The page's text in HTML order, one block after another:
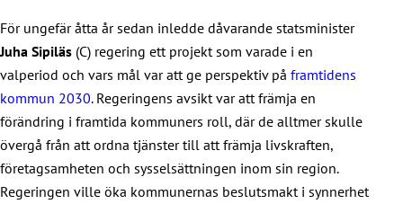
För ungefär åtta år sedan inledde dåvarande statsminister
Juha Sipiläs (C) regering ett projekt som varade i en
valperiod och vars mål var att ge perspektiv på framtidens
kommun 2030. Regeringens avsikt var att främja en
förändring i framtida kommuners roll, där de alltmer skulle
övergå från att ordna tjänster till att främja livskraften,
företagsamheten och sysselsättningen inom sin region.
Regeringen ville öka kommunernas beslutsmakt i synnerhet